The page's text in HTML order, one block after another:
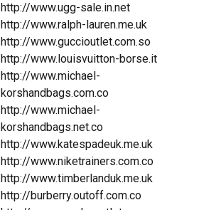
http://www.ugg-sale.in.net
http://www.ralph-lauren.me.uk
http://www.guccioutlet.com.so
http://www.louisvuitton-borse.it
http://www.michael-
korshandbags.com.co
http://www.michael-
korshandbags.net.co
http://www.katespadeuk.me.uk
http://www.niketrainers.com.co
http://www.timberlanduk.me.uk
http://burberry.outoff.com.co